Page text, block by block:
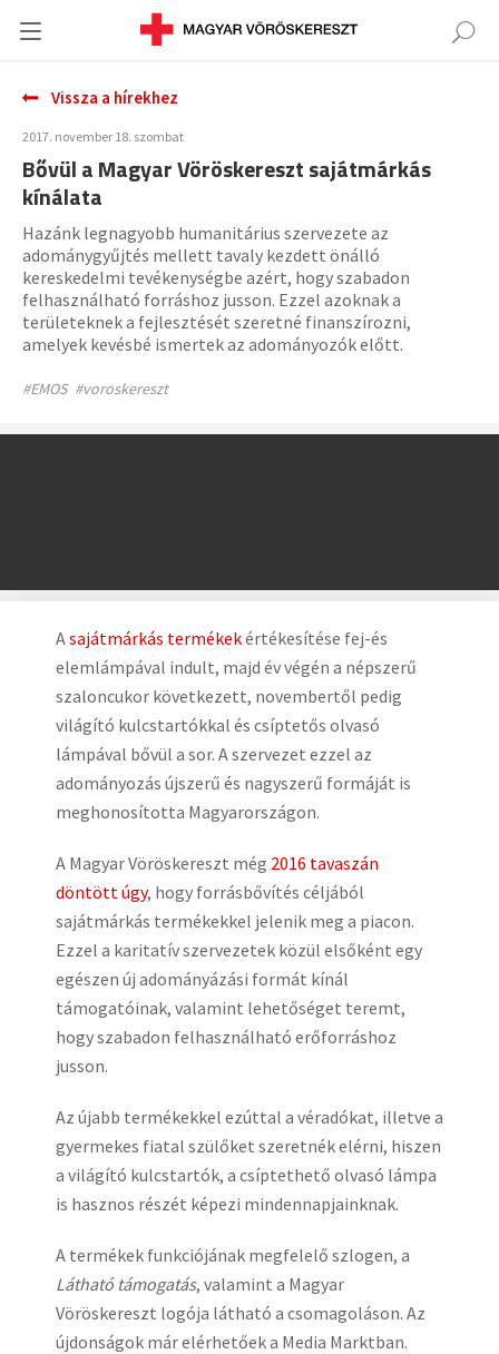
Vissza a hírekhez
2017. november 18. szombat
Bővül a Magyar Vöröskereszt sajátmárkás
kínálata
Hazánk legnagyobb humanitárius szervezete az
adománygyűjtés mellett tavaly kezdett önálló
kereskedelmi tevékenységbe azért, hogy szabadon
felhasználható forráshoz jusson. Ezzel azoknak a
területeknek a fejlesztését szeretné finanszírozni,
amelyek kevésbé ismertek az adományozók előtt.
#EMOS #voroskereszt
Asajátmárkás termékekértékesítése fej-és
elemlámpával indult, majd év végén a népszerű
szaloncukor következett, novembertől pedig
világító kulcstartókkal és csíptetős olvasó
lámpával bővül a sor. A szervezet ezzel az
adományozás újszerű és nagyszerű formáját is
meghonosította Magyarországon.
A Magyar Vöröskereszt még 2016 tavaszán
döntött úgy, hogy forrásbővítés céljából
sajátmárkás termékekkel jelenik meg a piacon.
Ezzel a karitatív szervezetek közül elsőként egy
egészen új adományázási formát kínál
támogatóinak, valamint lehetőséget teremt,
hogy szabadon felhasználható erőforráshoz
jusson.
Az újabb termékekkel ezúttal a véradókat, illetve a
gyermekes fiatal szülőket szeretnék elérni, hiszen
a világító kulcstartók, a csíptethető olvasó lámpa
is hasznos részét képezi mindennapjainknak.
A termékek funkciójának megfelelő szlogen, a
Látható támogatás, valamint a Magyar
Vöröskereszt logója látható a csomagoláson. Az
újdonságok már elérhetőek a Media Marktban.